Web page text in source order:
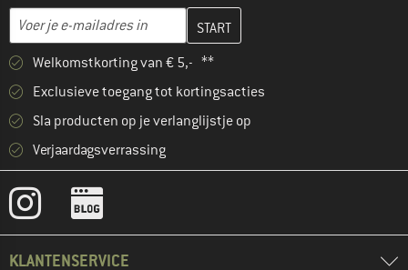
E-mailadres
Vul je e-mailadres hier in en maak in de volgende stap je
Welkomstkorting van € 5,- **
Exclusieve toegang tot kortingsacties
Sla producten op je verlanglijstje op
Verjaardagsverrassing
KLANTENSERVICE